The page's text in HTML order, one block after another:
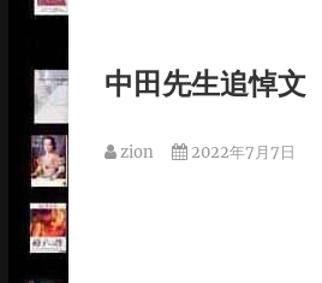
中田先生追悼文
zion 2022年7月7日